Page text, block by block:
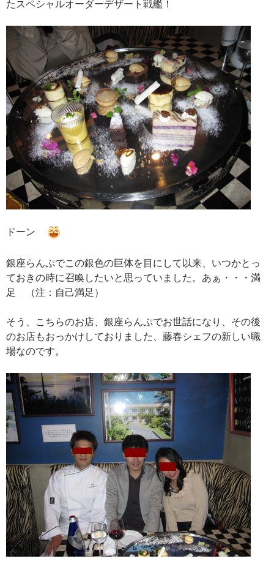
たスペシャルオーダーデザート戦艦！
ドーン
銀座らんぷでこの銀色の巨体を目にして以来、いつかとっ
ておきの時に召喚したいと思っていました。あぁ・・・満
足 （注：自己満足）
そう、こちらのお店、銀座らんぷでお世話になり、その後
のお店もおっかけしておりました、藤春シェフの新しい職
場なのです。